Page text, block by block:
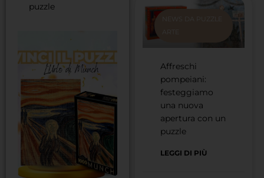
puzzle
NEWS DA PUZZLE
ARTE
Affreschi
pompeiani:
festeggiamo
una nuova
apertura con un
puzzle
LEGGI DI PIÙ